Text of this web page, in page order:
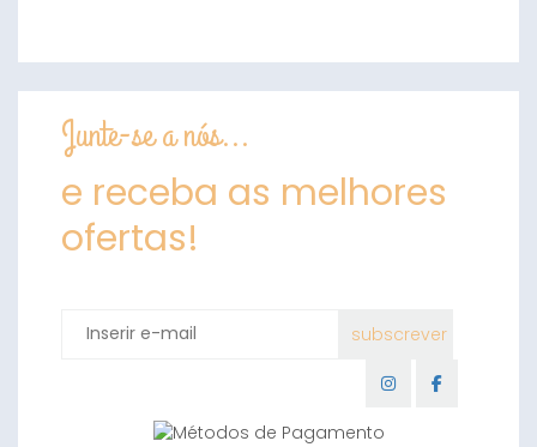
Junte-se a nós...
e receba as melhores
ofertas!